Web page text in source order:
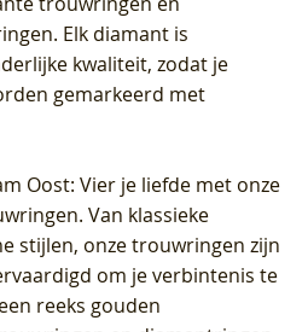
Elk diamant is
kwaliteit, zodat je
gemarkeerd met
Oost: Vier je liefde met onze
Van klassieke
stijlen, onze trouwringen zijn
om je verbintenis te
reeks gouden